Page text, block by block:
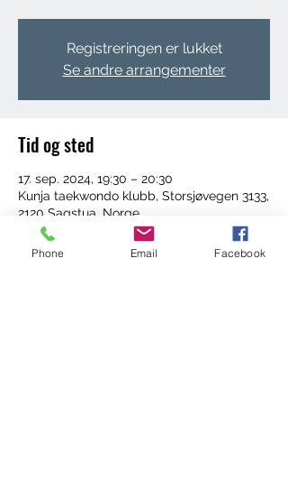
Registreringen er lukket
Se andre arrangementer
Tid og sted
17. sep. 2024, 19:30 – 20:30
Kunja taekwondo klubb, Storsjøvegen 3133,
2120 Sagstua, Norge
Phone Email Facebook